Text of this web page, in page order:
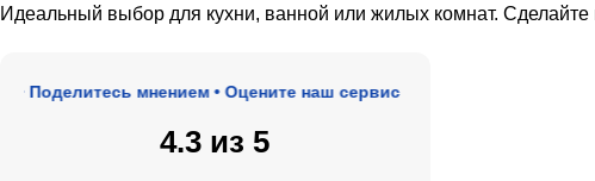
Идеальный выбор для кухни, ванной или жилых комнат.
мнением • Оцените наш сервис
4.3 из 5★★★★★